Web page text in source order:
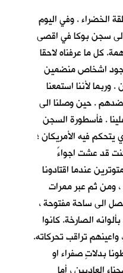
الخضراء . وفي اليوم
الى سجن بوكا في اقصى
كل ما عرفناه لاحقا
اشخاص منضمين
لأننا استمعنا
. حين وصلنا الى
. فأسطورة السجن
فيه الأمريكان ؛
قد عشت اجواءً
عندما اقتادونا
، ومن ثم عبر ممرات
الى ساحة مفتوحة ،
الصارخة. كانوا
تراقب تحركاته.
بدلاتٍ صفراء او